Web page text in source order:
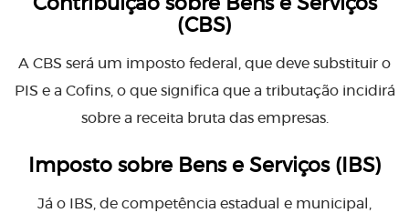
(CBS)
A CBS será um imposto federal, que deve substituir o
PIS e a Cofins, o que significa que a tributação incidirá
sobre a receita bruta das empresas.
Imposto sobre Bens e Serviços (IBS)
Já o IBS, de competência estadual e municipal,